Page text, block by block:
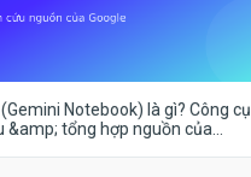
Notebook) là gì? Công cụ
&amp; tổng hợp nguồn của